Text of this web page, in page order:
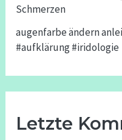
Schmerzen
augenfarbe ändern
#aufklärung #iridologie
Letzte